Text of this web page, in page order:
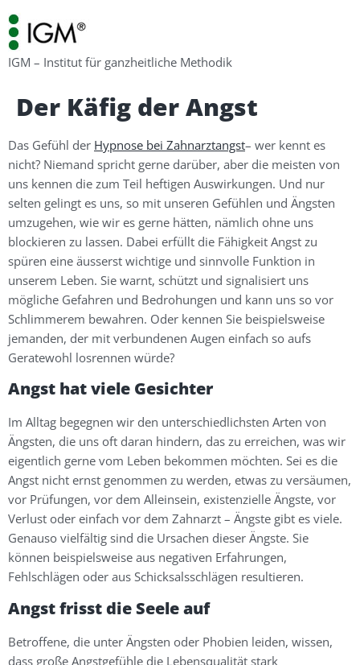
IGM – Institut für ganzheitliche Methodik
Der Käfig der Angst
Das Gefühl der Hypnose bei Zahnarztangst– wer kennt es
nicht? Niemand spricht gerne darüber, aber die meisten von
uns kennen die zum Teil heftigen Auswirkungen. Und nur
selten gelingt es uns, so mit unseren Gefühlen und Ängsten
umzugehen, wie wir es gerne hätten, nämlich ohne uns
blockieren zu lassen. Dabei erfüllt die Fähigkeit Angst zu
spüren eine äusserst wichtige und sinnvolle Funktion in
unserem Leben. Sie warnt, schützt und signalisiert uns
mögliche Gefahren und Bedrohungen und kann uns so vor
Schlimmerem bewahren. Oder kennen Sie beispielsweise
jemanden, der mit verbundenen Augen einfach so aufs
Geratewohl losrennen würde?
Angst hat viele Gesichter
Im Alltag begegnen wir den unterschiedlichsten Arten von
Ängsten, die uns oft daran hindern, das zu erreichen, was wir
eigentlich gerne vom Leben bekommen möchten. Sei es die
Angst nicht ernst genommen zu werden, etwas zu versäumen,
vor Prüfungen, vor dem Alleinsein, existenzielle Ängste, vor
Verlust oder einfach vor dem Zahnarzt – Ängste gibt es viele.
Genauso vielfältig sind die Ursachen dieser Ängste. Sie
können beispielsweise aus negativen Erfahrungen,
Fehlschlägen oder aus Schicksalsschlägen resultieren.
Angst frisst die Seele auf
Betroffene, die unter Ängsten oder Phobien leiden, wissen,
dass große Angstgefühle die Lebensqualität stark